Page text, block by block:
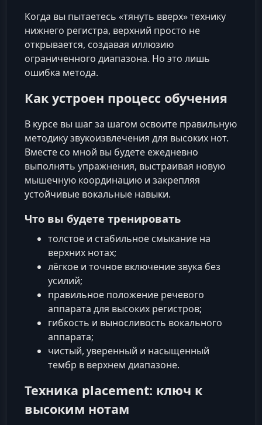
Когда вы пытаетесь «тянуть вверх» технику
нижнего регистра, верхний просто не
открывается, создавая иллюзию
ограниченного диапазона. Но это лишь
ошибка метода.
Как устроен процесс обучения
В курсе вы шаг за шагом освоите правильную
методику звукоизвлечения для высоких нот.
Вместе со мной вы будете ежедневно
выполнять упражнения, выстраивая новую
мышечную координацию и закрепляя
устойчивые вокальные навыки.
Что вы будете тренировать
толстое и стабильное смыкание на
верхних нотах;
лёгкое и точное включение звука без
усилий;
правильное положение речевого
аппарата для высоких регистров;
гибкость и выносливость вокального
аппарата;
чистый, уверенный и насыщенный
тембр в верхнем диапазоне.
Техника placement: ключ к
высоким нотам